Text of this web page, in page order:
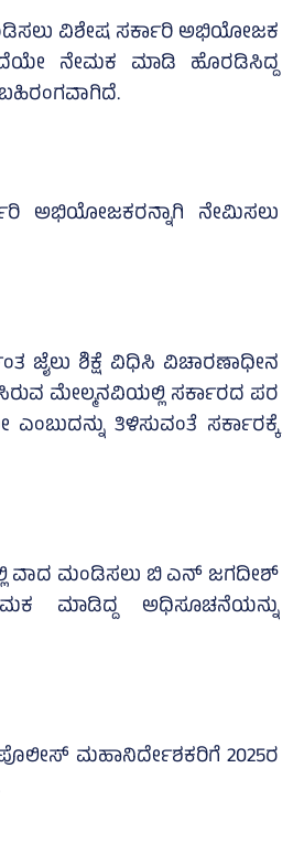
ವಿಶೇಷ ಸರ್ಕಾರಿ ಅಭಿಯೋಜಕ
ನೇಮಕ ಮಾಡಿ ಹೊರಡಿಸಿದ್ದ
ಅಭಿಯೋಜಕರನ್ನಾಗಿ ನೇಮಿಸಲು
ಜೈಲು ಶಿಕ್ಷೆ ವಿಧಿಸಿ ವಿಚಾರಣಾಧೀನ
ಮೇಲ್ಮನವಿಯಲ್ಲಿ ಸರ್ಕಾರದ ಪರ
ತಿಳಿಸುವಂತೆ ಸರ್ಕಾರಕ್ಕೆ
ವಾದ ಮಂಡಿಸಲು ಬಿ ಎನ್‌ ಜಗದೀಶ್‌
ಮಾಡಿದ್ದ ಅಧಿಸೂಚನೆಯನ್ನು
ಮಹಾನಿರ್ದೇಶಕರಿಗೆ 2025ರ